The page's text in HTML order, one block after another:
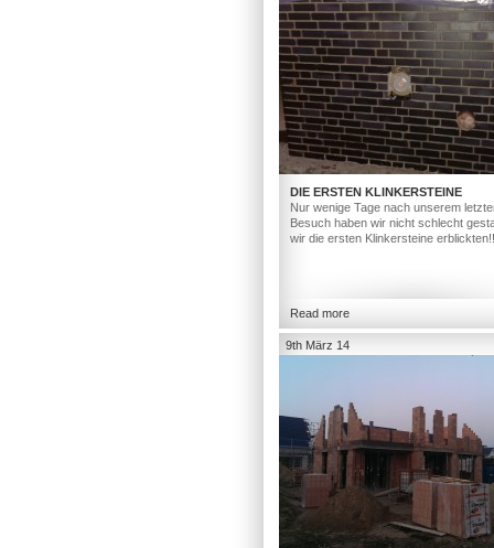
DIE ERSTEN KLINKERSTEINE
Nur wenige Tage nach unserem
Besuch haben wir nicht schlecht
wir die ersten Klinkersteine
Read more
9th März 14